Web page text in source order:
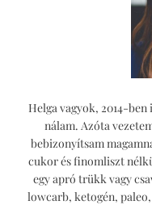
Helga vagyok, 2014-
nálam. Azóta
bebizonyítsam
cukor és finomliszt
egy apró trükk vagy
lowcarb, ketogén,